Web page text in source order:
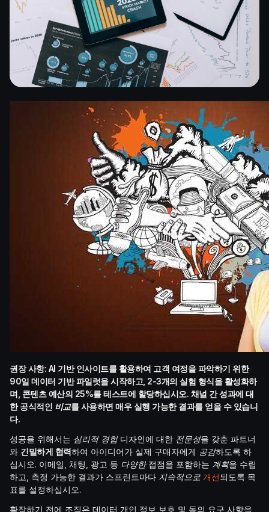
권장 사항: AI 기반 인사이트를 활용하여 고객 여정을 파악하기 위한
90일 데이터 기반 파일럿을 시작하고, 2-3개의 실험 형식을 활성화하
며, 콘텐츠 예산의 25%를 테스트에 할당하십시오. 채널 간 성과에 대
한 공식적인 비교를 사용하면 매우 실행 가능한 결과를 얻을 수 있습니
다.
성공을 위해서는 심리적 경험디자인에 대한 전문성을 갖춘 파트너
와 긴밀하게 협력하여 아이디어가 실제 구매자에게 공감하도록 하
십시오. 이메일, 채팅, 광고 등 다양한접점을 포함하는 계획을 수립
하고, 측정 가능한 결과가 스프린트마다 지속적으로 개선되도록 목
표를 설정하십시오.
확장하기 전에 조직은 데이터 개인 정보 보호 및 동의 요구 사항을